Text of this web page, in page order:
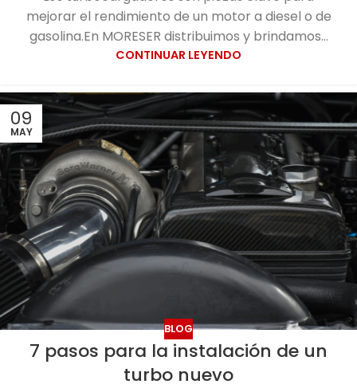
mejorar el rendimiento de un motor a diesel o de
gasolina.En MORESER distribuimos y brindamos...
CONTINUAR LEYENDO
09
MAY
BLOG
7 pasos para la instalación de un
turbo nuevo